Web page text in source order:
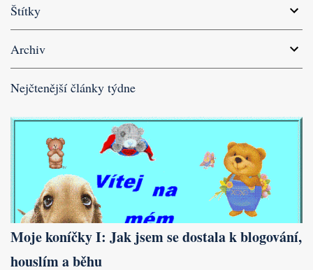
Štítky
Archiv
Nejčtenější články týdne
Moje koníčky I: Jak jsem se dostala k blogování,
houslím a běhu